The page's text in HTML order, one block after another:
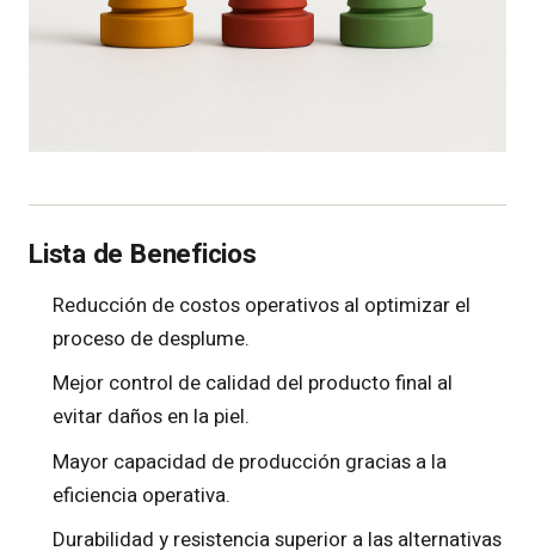
Lista de Beneficios
Reducción de costos operativos al optimizar el
proceso de desplume.
Mejor control de calidad del producto final al
evitar daños en la piel.
Mayor capacidad de producción gracias a la
eficiencia operativa.
Durabilidad y resistencia superior a las alternativas